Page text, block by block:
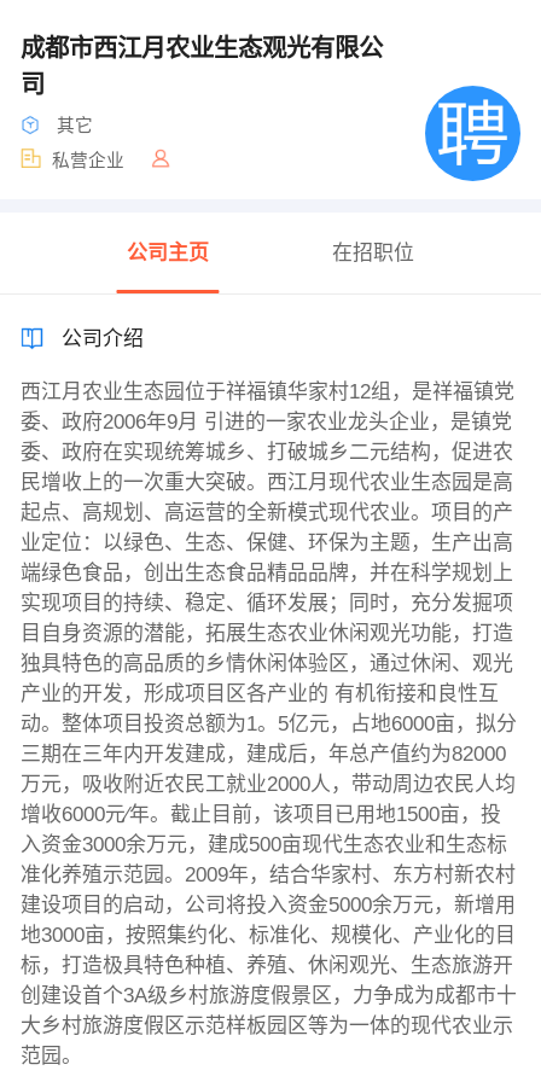
成都市西江月农业生态观光有限公
司
其它
私营企业
公司主页 在招职位
公司介绍
西江月农业生态园位于祥福镇华家村12组，是祥福镇党
委、政府2006年9月 引进的一家农业龙头企业，是镇党
委、政府在实现统筹城乡、打破城乡二元结构，促进农
民增收上的一次重大突破。西江月现代农业生态园是高
起点、高规划、高运营的全新模式现代农业。项目的产
业定位：以绿色、生态、保健、环保为主题，生产出高
端绿色食品，创出生态食品精品品牌，并在科学规划上
实现项目的持续、稳定、循环发展；同时，充分发掘项
目自身资源的潜能，拓展生态农业休闲观光功能，打造
独具特色的高品质的乡情休闲体验区，通过休闲、观光
产业的开发，形成项目区各产业的 有机衔接和良性互
动。整体项目投资总额为1。5亿元，占地6000亩，拟分
三期在三年内开发建成，建成后，年总产值约为82000
万元，吸收附近农民工就业2000人，带动周边农民人均
增收6000元∕年。截止目前，该项目已用地1500亩，投
入资金3000余万元，建成500亩现代生态农业和生态标
准化养殖示范园。2009年，结合华家村、东方村新农村
建设项目的启动，公司将投入资金5000余万元，新增用
地3000亩，按照集约化、标准化、规模化、产业化的目
标，打造极具特色种植、养殖、休闲观光、生态旅游开
创建设首个3A级乡村旅游度假景区，力争成为成都市十
大乡村旅游度假区示范样板园区等为一体的现代农业示
范园。